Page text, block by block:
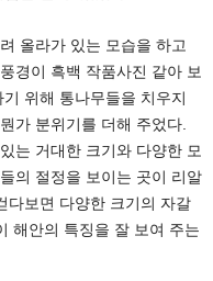
올라가 있는 모습을 하고
경이 흑백 작품사진 같아 보
위해 통나무들을 치우지
가 분위기를 더해 주었다.
는 거대한 크기와 다양한 모
의 절정을 보이는 곳이 리알
다보면 다양한 크기의 자갈
해안의 특징을 잘 보여 주는